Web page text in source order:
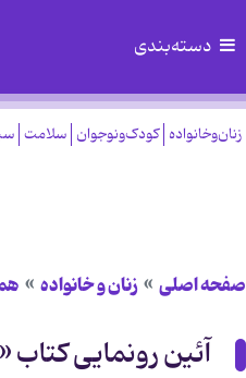
دسته‌بندی
زنان‌وخانواده کودک‌ونوجوان سلامت
صفحه اصلی زنان و خانواده
آئین رونمایی کتاب